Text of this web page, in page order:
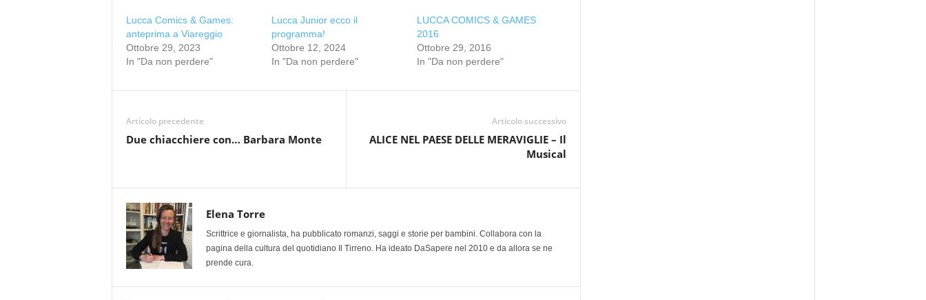
Lucca Comics & Games:
anteprima a Viareggio
Ottobre 29, 2023
In "Da non perdere"
Lucca Junior ecco il
programma!
Ottobre 12, 2024
In "Da non perdere"
LUCCA COMICS & GAMES
2016
Ottobre 29, 2016
In "Da non perdere"
Articolo precedente
Due chiacchiere con… Barbara Monte
Articolo successivo
ALICE NEL PAESE DELLE MERAVIGLIE – Il
Musical
Elena Torre
Scrittrice e giornalista, ha pubblicato romanzi, saggi e storie per bambini. Collabora con la
pagina della cultura del quotidiano Il Tirreno. Ha ideato DaSapere nel 2010 e da allora se ne
prende cura.